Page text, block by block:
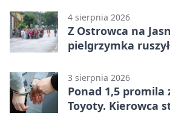
4 sierpnia 2026
Z Ostrowca na
pielgrzymka
3 sierpnia 2026
Ponad 1,5 promila
Toyoty. Kierowca